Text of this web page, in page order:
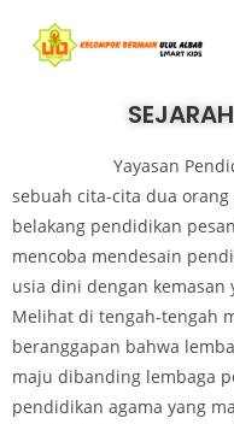
Yayasan
sebuah cita-cita dua
belakang pendidikan
mencoba mendesain
usia dini dengan kemasan
Melihat di tengah-tengah
beranggapan bahwa
maju dibanding lembaga
pendidikan agama yang